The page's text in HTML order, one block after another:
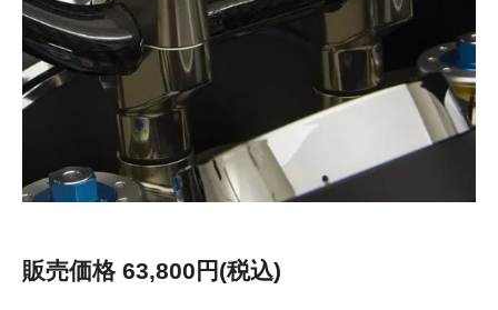
販売価格 63,800円(税込)